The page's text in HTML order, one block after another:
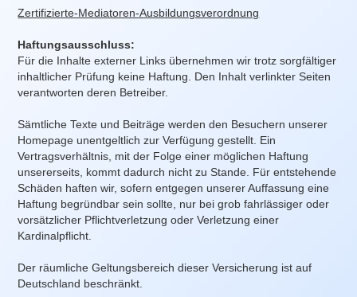
Zertifizierte-Mediatoren-Ausbildungsverordnung
Haftungsausschluss:
Für die Inhalte externer Links übernehmen wir trotz sorgfältiger
inhaltlicher Prüfung keine Haftung. Den Inhalt verlinkter Seiten
verantworten deren Betreiber.
Sämtliche Texte und Beiträge werden den Besuchern unserer
Homepage unentgeltlich zur Verfügung gestellt. Ein
Vertragsverhältnis, mit der Folge einer möglichen Haftung
unsererseits, kommt dadurch nicht zu Stande. Für entstehende
Schäden haften wir, sofern entgegen unserer Auffassung eine
Haftung begründbar sein sollte, nur bei grob fahrlässiger oder
vorsätzlicher Pflichtverletzung oder Verletzung einer
Kardinalpflicht.
Der räumliche Geltungsbereich dieser Versicherung ist auf
Deutschland beschränkt.